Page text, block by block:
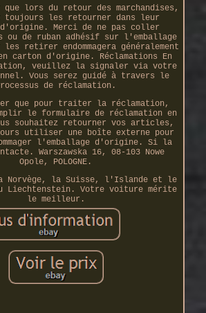
lors du retour des marchandises,
toujours les retourner dans leur
d'origine. Merci de ne pas coller
ou de ruban adhésif sur l'emballage
retirer endommagera généralement
carton d'origine. Réclamations En
veuillez la signaler via votre
Vous serez guidé à travers le
de réclamation.
que pour traiter la réclamation,
le formulaire de réclamation en
souhaitez retourner vos articles,
utiliser une boîte externe pour
l'emballage d'origine. Si la
Warszawska 16, 08-103 Nowe
Opole, POLOGNE.
Norvège, la Suisse, l'Islande et le
Liechtenstein. Votre voiture mérite
le meilleur.